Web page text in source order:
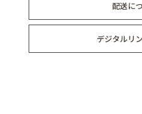
配送に
デジタルリ